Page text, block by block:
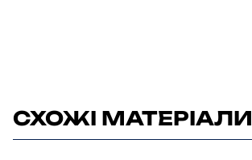
СХОЖІ МАТЕРІАЛИ